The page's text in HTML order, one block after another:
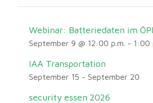
Webinar: Batteriedaten im
September 9 @ 12:00 p.m. - 1:00
IAA Transportation
September 15 - September 20
security essen 2026